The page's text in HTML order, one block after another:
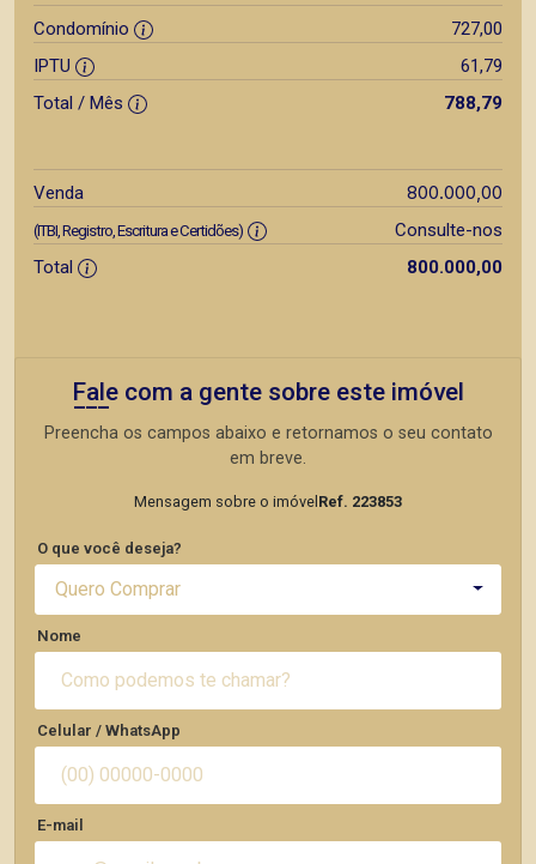
Condomínio
727,00
IPTU
61,79
Total / Mês
788,79
Venda 800.000,00
(ITBI, Registro, Escritura e Certidões)
Consulte-nos
Total
800.000,00
Fale com a gente sobre este imóvel
Preencha os campos abaixo e retornamos o seu contato
em breve.
Mensagem sobre o imóvelRef. 223853
O que você deseja?
Quero Comprar
Nome
Celular / WhatsApp
E-mail